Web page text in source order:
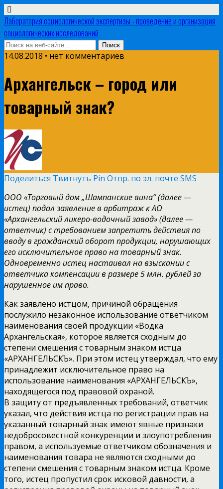
Лаборатория социологической экспертизы - проведение и организация
социологических исследований
14.08.2018 • нет комментариев
Архангельск – город или
товарный знак?
Поделиться Твитнуть Pin Отпр. по эл. почте SMS
ООО «Торговый дом „Шампанские вина“ (далее —
истец) подал заявление в арбитраж к АО
«Архангельский ликеро-водочный завод» (далее —
ответчик) с требованием запретить действия по
вводу в гражданский оборот продукции, нарушающих
его исключительное право на товарный знак.
Одновременно истец настаивал на взыскании с
ответчика компенсации в размере 5 млн. рублей за
нарушенное им право.
Как заявлено истцом, причиной обращения
послужило незаконное использование ответчиком
наименования своей продукции «Водка
Архангельская», которое является сходным до
степени смешения с товарным знаком истца
«АРХАНГЕЛЬСКЪ». При этом истец утверждал, что ему
принадлежит исключительное право на
использование наименования «АРХАНГЕЛЬСКЪ»,
находящегося под правовой охраной.
В защиту от предъявленных требований, ответчик
указал, что действия истца по регистрации прав на
указанный товарный знак имеют явные признаки
недобросовестной конкуренции и злоупотребления
правом, а используемые ответчиком обозначения и
наименования товара не являются сходными до
степени смешения с товарным знаком истца. Кроме
того, истец пропустил срок исковой давности, а